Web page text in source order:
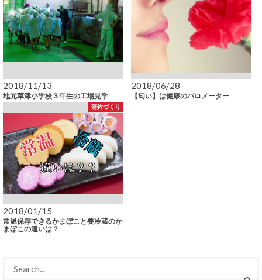
2018/11/13
地元草津小学校３年生の工場見学
2018/06/28
【匂い】は健康のバロメーター
蒲鉾づくり
2018/01/15
常温保存できるかまぼこと要冷蔵のか
まぼこの違いは？